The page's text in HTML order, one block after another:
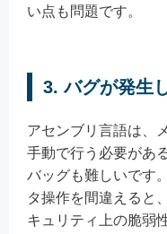
い点も問題です。
3.バグが発生
アセンブリ言語は、
手動で行う必要があ
バッグも難しいです
タ操作を間違えると
キュリティ上の脆弱